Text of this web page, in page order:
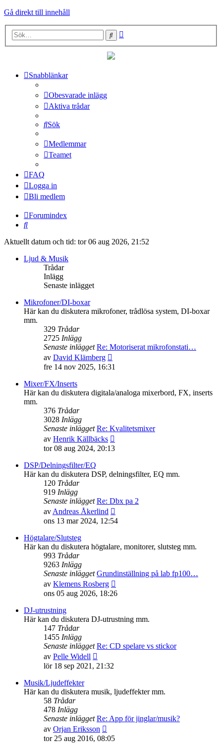
Gå direkt till innehåll
Sök
Snabblänkar
Obesvarade inlägg
Aktiva trådar
Sök
Medlemmar
Teamet
FAQ
Logga in
Bli medlem
Forumindex
Sök
Aktuellt datum och tid: tor 06 aug 2026, 21:52
Ljud & Musik
Trådar
Inlägg
Senaste inlägget
Mikrofoner/DI-boxar
Här kan du diskutera mikrofoner, trådlösa system, DI-boxar
mm.
329 Trådar
2725 Inlägg
Senaste inlägget Re: Motoriserat mikrofonstati…
av David Klämberg
till
inlägget
fre 14 nov 2025, 16:31
Mixer/FX/Inserts
Här kan du diskutera digitala/analoga mixerbord, FX, inserts
mm.
376 Trådar
3028 Inlägg
Senaste inlägget Re: Kvalitetsmixer
av Henrik Källbäcks
inlägget
tor 08 aug 2024, 20:13
DSP/Delningsfilter/EQ
Här kan du diskutera DSP, delningsfilter, EQ mm.
120 Trådar
919 Inlägg
Senaste inlägget Re: Dbx pa 2
av Andreas Åkerlind
till
inlägget
ons 13 mar 2024, 12:54
Högtalare/Slutsteg
Här kan du diskutera högtalare, monitorer, slutsteg mm.
993 Trådar
9263 Inlägg
Senaste inlägget Grundinställning på lab fp100…
av Klemens Rosberg
till
inlägget
ons 05 aug 2026, 18:26
DJ-utrustning
Här kan du diskutera DJ-utrustning mm.
147 Trådar
1455 Inlägg
Senaste inlägget Re: CD spelare vs stickor
av Pelle Widell
till
inlägget
lör 18 sep 2021, 21:32
Musik/Ljudeffekter
Här kan du diskutera musik, ljudeffekter mm.
58 Trådar
478 Inlägg
Senaste inlägget Re: App för jinglar/musik?
av Orjan Eriksson
till
tor 25 aug 2016, 08:05